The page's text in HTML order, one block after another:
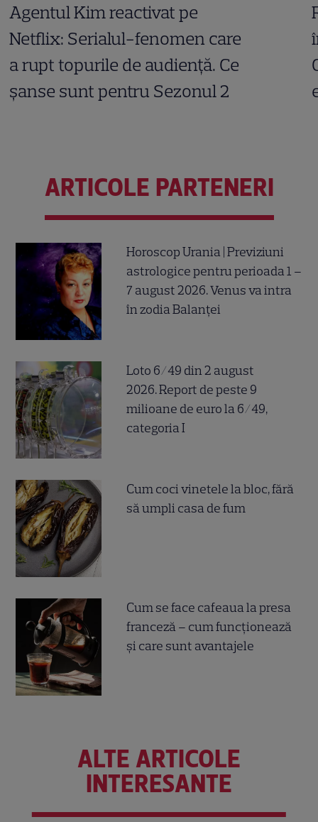
Agentul Kim reactivat pe
Netflix: Serialul-fenomen care
a rupt topurile de audiență. Ce
șanse sunt pentru Sezonul 2
ARTICOLE PARTENERI
Horoscop Urania | Previziuni
astrologice pentru perioada 1 –
7 august 2026. Venus va intra
în zodia Balanței
Loto 6/49 din 2 august
2026. Report de peste 9
milioane de euro la 6/49,
categoria I
Cum coci vinetele la bloc, fără
să umpli casa de fum
Cum se face cafeaua la presa
franceză – cum funcționează
și care sunt avantajele
ALTE ARTICOLE
INTERESANTE